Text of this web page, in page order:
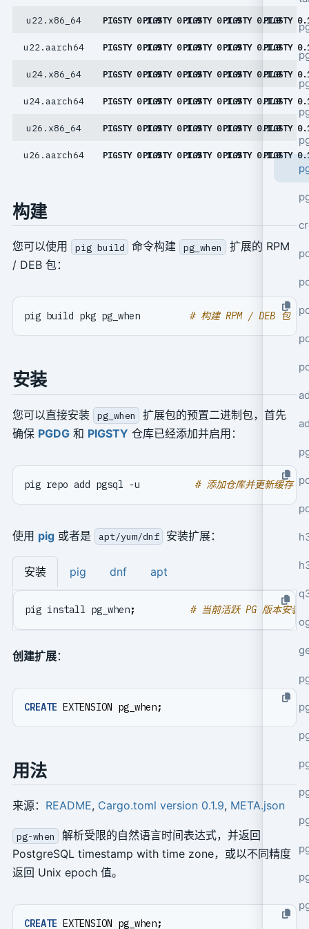
u22.x86_64 PIGSTY 0.1.9PIGSTY 0.1.9PIGSTY 0.1.9PIGSTY 0.1.9PIGSTY
u22.aarch64 PIGSTY 0.1.9PIGSTY 0.1.9PIGSTY 0.1.9PIGSTY 0.1.9PIGSTY
u24.x86_64 PIGSTY 0.1.9PIGSTY 0.1.9PIGSTY 0.1.9PIGSTY 0.1.9PIGSTY
u24.aarch64 PIGSTY 0.1.9PIGSTY 0.1.9PIGSTY 0.1.9PIGSTY 0.1.9PIGSTY
u26.x86_64 PIGSTY 0.1.9PIGSTY 0.1.9PIGSTY 0.1.9PIGSTY 0.1.9PIGSTY
u26.aarch64 PIGSTY 0.1.9PIGSTY 0.1.9PIGSTY 0.1.9PIGSTY 0.1.9PIGSTY
构建
您可以使用 pig build 命令构建 pg_when
扩展的 RPM
/ DEB 包：
pig build pkg pg_when # 构建 RPM / DEB 包
安装
您可以直接安装 pg_when
扩展包的预置二进制包，首先
确保 PGDG和 PIGSTY 仓库已经添加并启用：
pig repo add pgsql -u # 添加仓库并更新缓存
使用 pig或者是 apt/yum/dnf 安装扩展：
安装 pig dnf apt
pig install pg_when; # 当前活跃 PG 版本安装
创建扩展：
CREATE EXTENSION pg_when;
用法
来源： README, Cargo.toml version 0.1.9, META.json
pg-when
解析受限的自然语言时间表达式，并返回
PostgreSQL timestamp with time zone，或以不同精度
返回 Unix epoch 值。
CREATE EXTENSION pg_when;